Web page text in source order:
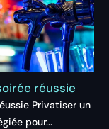
réussie
Privatiser un
pour...